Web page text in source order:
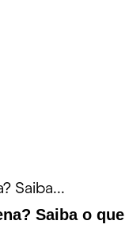
Saiba...
Saiba o que